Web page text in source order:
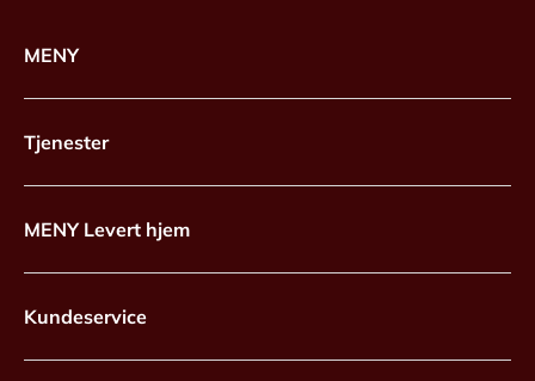
MENY
Tjenester
MENY Levert hjem
Kundeservice